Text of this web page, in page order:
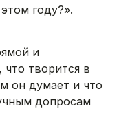
году?».
и
что творится в
он думает и что
допросам